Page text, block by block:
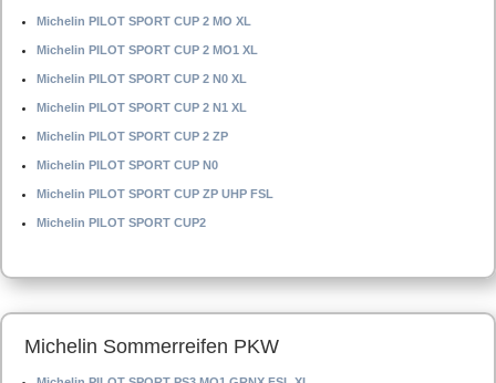
Michelin PILOT SPORT CUP 2 MO XL
Michelin PILOT SPORT CUP 2 MO1 XL
Michelin PILOT SPORT CUP 2 N0 XL
Michelin PILOT SPORT CUP 2 N1 XL
Michelin PILOT SPORT CUP 2 ZP
Michelin PILOT SPORT CUP N0
Michelin PILOT SPORT CUP ZP UHP FSL
Michelin PILOT SPORT CUP2
Michelin Sommerreifen PKW